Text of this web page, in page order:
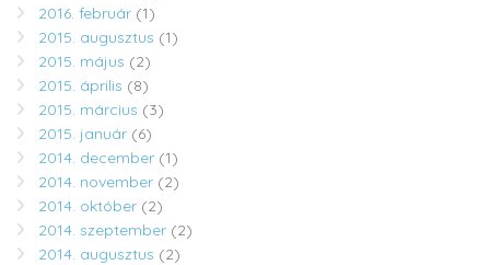
2016. február (1)
2015. augusztus (1)
2015. május (2)
2015. április (8)
2015. március (3)
2015. január (6)
2014. december (1)
2014. november (2)
2014. október (2)
2014. szeptember (2)
2014. augusztus (2)